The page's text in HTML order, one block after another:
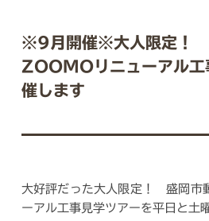
※9月開催※大人限定！
ZOOMOリニューアル工
催します
大好評だった大人限定！ 盛岡市
ーアル工事見学ツアーを平日と土